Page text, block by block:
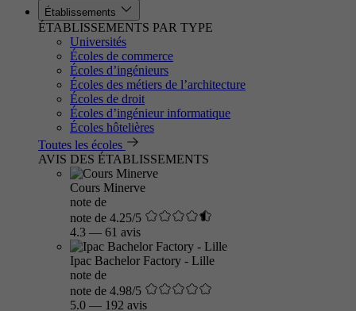
Établissements
ÉTABLISSEMENTS PAR TYPE
Universités
Écoles de commerce
Écoles d’ingénieurs
Écoles des métiers de l’architecture
Écoles de droit
Écoles d’ingénieur informatique
Écoles hôtelières
Toutes les écoles
AVIS DES ÉTABLISSEMENTS
Cours Minerve
note de
note de 4.25/5
4.3 — 61 avis
Ipac Bachelor Factory - Lille
note de
note de 4.98/5
5.0 — 192 avis